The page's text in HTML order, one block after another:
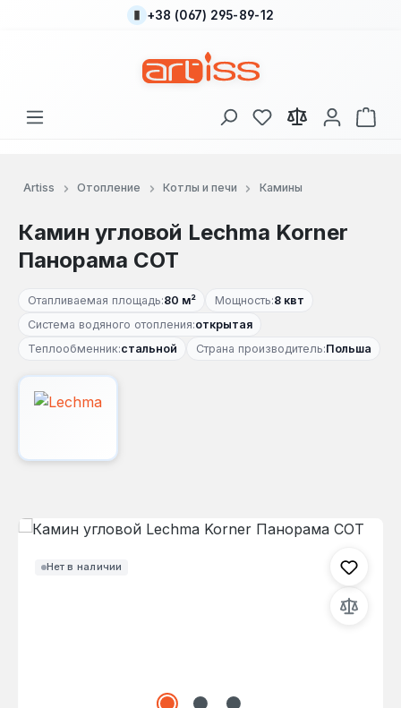
Перейти к основному содержанию
+38 (067) 295-89-12
У вас есть товары
В
Artiss Отопление Котлы и печи Камины
Камин угловой Lechma Korner
Панорама СОТ
Отапливаемая площадь:80 м² Мощность:8 квт
Система водяного отопления:открытая
Теплообменник:стальной Страна производитель:Польша
Нет в наличии
Пропустить галерею изображений